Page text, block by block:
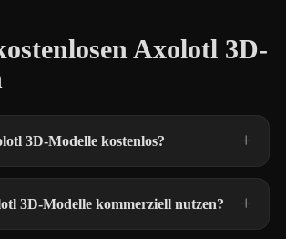
Axolotl 3D-
3D-Modelle kostenlos?
3D-Modelle kommerziell nutzen?